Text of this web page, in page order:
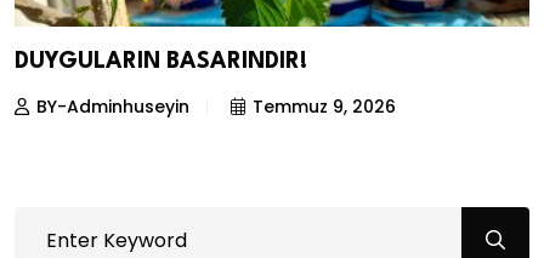
DUYGULARIN BASARINDIR!
BY-Adminhuseyin Temmuz 9, 2026